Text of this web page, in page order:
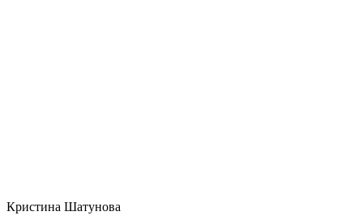
Кристина Шатунова